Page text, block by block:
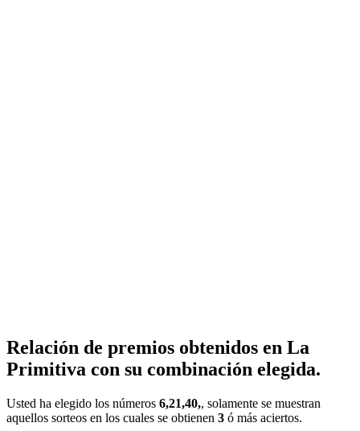
Relación de premios obtenidos en La
Primitiva con su combinación elegida.
Usted ha elegido los números 6,21,40,, solamente se muestran
aquellos sorteos en los cuales se obtienen 3 ó más aciertos.